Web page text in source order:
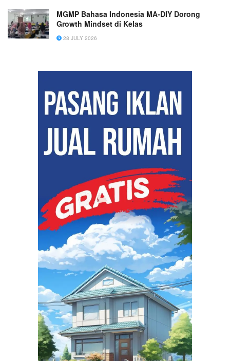
MGMP Bahasa Indonesia MA-DIY Dorong
Growth Mindset di Kelas
28 JULY 2026